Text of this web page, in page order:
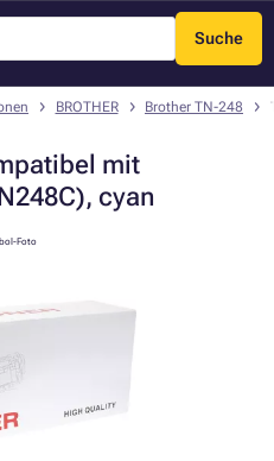
Suche
Menü
BROTHER Brother TN-248
mit
cyan
Foto